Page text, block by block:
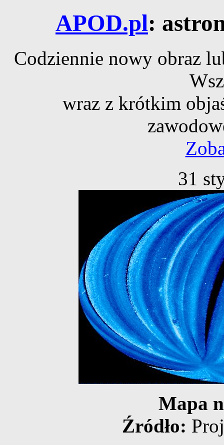
APOD.pl:
Codziennie nowy obraz
wraz z krótkim
31
Mapa
Źródło: